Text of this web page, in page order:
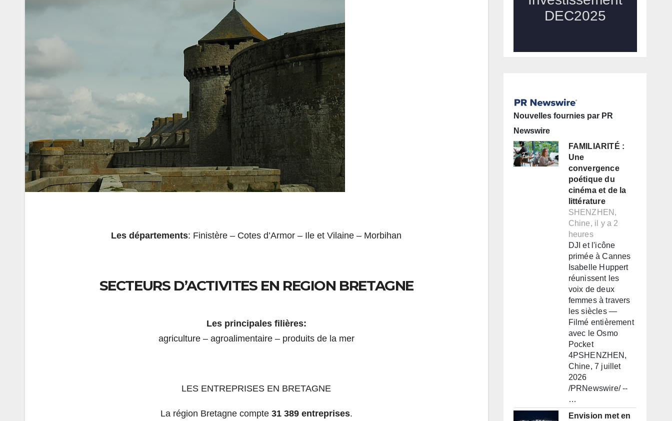
Les départements: Finistère – Cotes d’Armor – Ile et Vilaine – Morbihan
SECTEURS D’ACTIVITES EN REGION BRETAGNE
Les principales filières:
agriculture – agroalimentaire – produits de la mer
LES ENTREPRISES EN BRETAGNE
La région Bretagne compte 31 389 entreprises.
Nouvelles fournies par PR
Newswire
FAMILIARITÉ :
Une
convergence
poétique du
cinéma et de la
littérature
SHENZHEN,
Chine, il y a 2
heures
DJI et l'icône
primée à Cannes
Isabelle Huppert
réunissent les
voix de deux
femmes à travers
les siècles —
Filmé entièrement
avec le Osmo
Pocket
4PSHENZHEN,
Chine, 7 juillet
2026
/PRNewswire/ --
…
Envision met en